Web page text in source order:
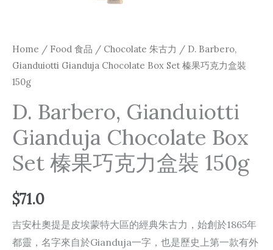
Home / Food 食品 / Chocolate 朱古力 / D. Barbero,
Gianduiotti Gianduja Chocolate Box Set 榛果巧克力盒裝
150g
D. Barbero, Gianduiotti
Gianduja Chocolate Box
Set 榛果巧克力盒裝 150g
$71.0
吉安杜奧提是皮埃蒙特大區的經典朱古力，始創於1865年
都靈，名字來自於Gianduja一字，也是歷史上第一款有外